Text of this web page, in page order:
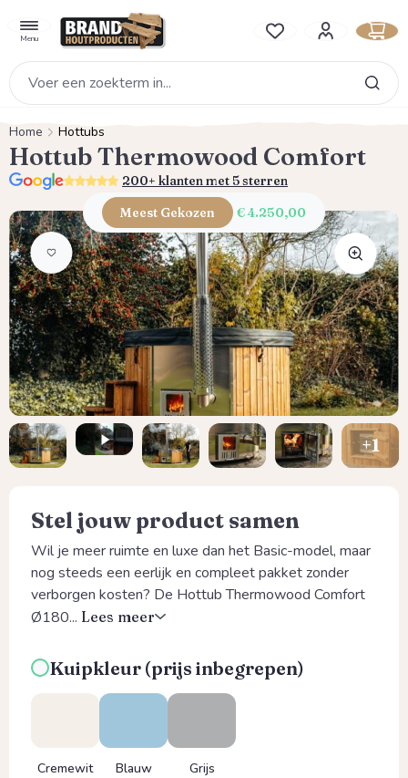
Menu Je hebt 0 items op je
Home Hottubs
Hottub Thermowood Comfort
5.0 200+ klanten met 5 sterren
Afbeeldingengalerij overslaan
Meest Gekozen € 4.250,00
Stel jouw product samen
Wil je meer ruimte en luxe dan het Basic-model, maar
nog steeds een eerlijk en compleet pakket zonder
verborgen kosten? De Hottub Thermowood Comfort
Ø180... Lees meer
Kuipkleur (prijs inbegrepen)
Cremewit Blauw Grijs